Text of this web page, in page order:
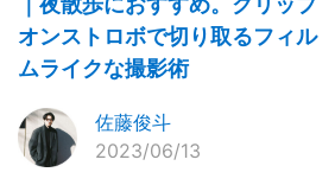
オンストロボで切り取るフィル
ムライクな撮影術
佐藤俊斗
2023/06/13